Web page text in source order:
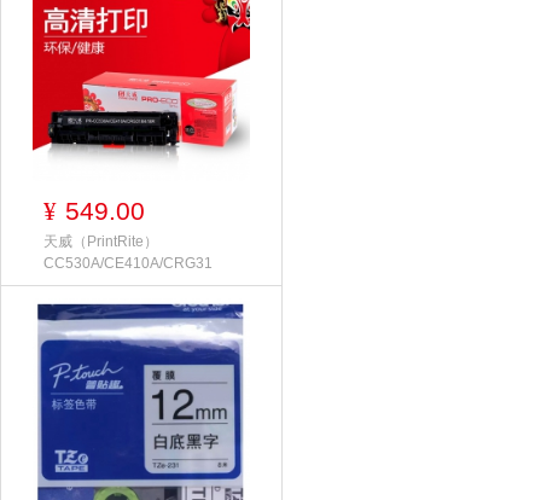
¥ 549.00
天威（PrintRite）
CC530A/CE410A/CRG31